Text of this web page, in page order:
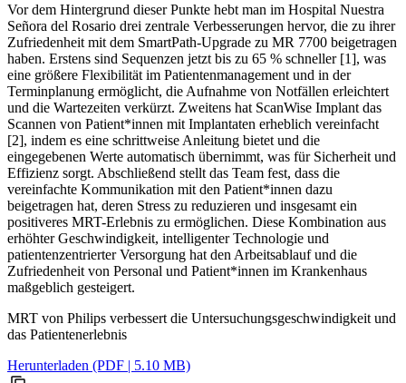
Vor dem Hintergrund dieser Punkte hebt man im Hospital Nuestra
Señora del Rosario drei zentrale Verbesserungen hervor, die zu ihrer
Zufriedenheit mit dem SmartPath-Upgrade zu MR 7700 beigetragen
haben. Erstens sind Sequenzen jetzt bis zu 65 % schneller [1], was
eine größere Flexibilität im Patientenmanagement und in der
Terminplanung ermöglicht, die Aufnahme von Notfällen erleichtert
und die Wartezeiten verkürzt. Zweitens hat ScanWise Implant das
Scannen von Patient*innen mit Implantaten erheblich vereinfacht
[2], indem es eine schrittweise Anleitung bietet und die
eingegebenen Werte automatisch übernimmt, was für Sicherheit und
Effizienz sorgt. Abschließend stellt das Team fest, dass die
vereinfachte Kommunikation mit den Patient*innen dazu
beigetragen hat, deren Stress zu reduzieren und insgesamt ein
positiveres MRT-Erlebnis zu ermöglichen. Diese Kombination aus
erhöhter Geschwindigkeit, intelligenter Technologie und
patientenzentrierter Versorgung hat den Arbeitsablauf und die
Zufriedenheit von Personal und Patient*innen im Krankenhaus
maßgeblich gesteigert.
MRT von Philips verbessert die Untersuchungsgeschwindigkeit und
das Patientenerlebnis
Herunterladen (PDF | 5.10 MB)